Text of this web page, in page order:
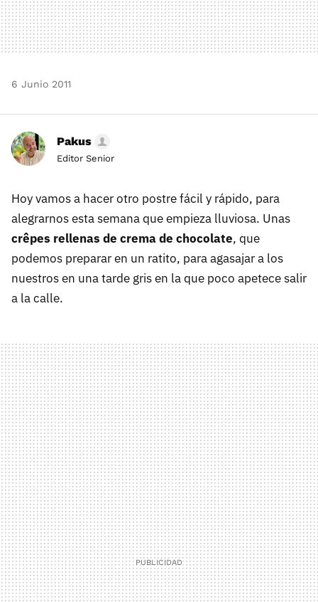
6 Junio 2011
Pakus
Editor Senior
Hoy vamos a hacer otro postre fácil y rápido, para
alegrarnos esta semana que empieza lluviosa. Unas
crêpes rellenas de crema de chocolate, que
podemos preparar en un ratito, para agasajar a los
nuestros en una tarde gris en la que poco apetece salir
a la calle.